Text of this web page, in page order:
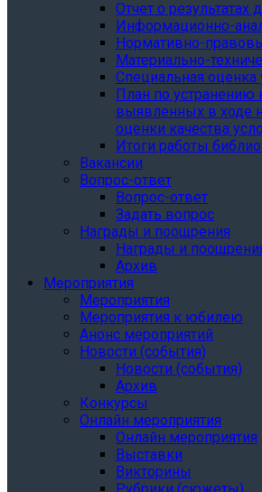
Отчет о результатах
Информационно-
Нормативно-
Материально-
Специальная оценка
План по устранению
выявленных в ходе
оценки качества
Итоги работы
Вакансии
Вопрос-ответ
Вопрос-ответ
Задать вопрос
Награды и поощрения
Награды и
Архив
Мероприятия
Мероприятия
Мероприятия к юбилею
Анонс мероприятий
Новости (события)
Новости (события)
Архив
Конкурсы
Онлайн мероприятия
Онлайн мероприятия
Выставки
Викторины